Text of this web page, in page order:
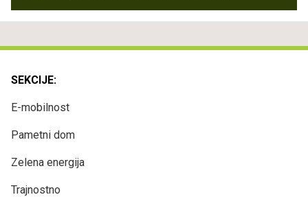
SEKCIJE:
E-mobilnost
Pametni dom
Zelena energija
Trajnostno